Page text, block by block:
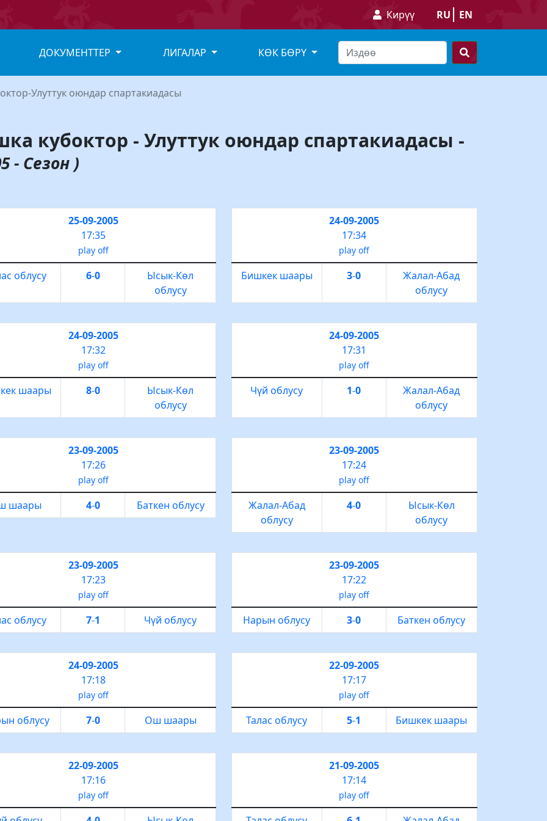
Кирүү RU EN
ДОКУМЕНТТЕР ЛИГАЛАР КӨК БӨРҮ
Улуттук оюндар спартакиадасы
кубоктор - Улуттук оюндар спартакиадасы -
- Сезон )
25-09-2005
17:35
play off
облусу 6-0
Ысык-Көл
облусу
24-09-2005
17:34
play off
Бишкек шаары 3-0
Жалал-Абад
облусу
24-09-2005
17:32
play off
шаары 8-0
Ысык-Көл
облусу
24-09-2005
17:31
play off
Чүй облусу 1-0
Жалал-Абад
облусу
23-09-2005
17:26
play off
шаары 4-0 Баткен облусу
23-09-2005
17:24
play off
Жалал-Абад
облусу
4-0
Ысык-Көл
облусу
23-09-2005
17:23
play off
облусу 7-1 Чүй облусу
23-09-2005
17:22
play off
Нарын облусу 3-0 Баткен облусу
24-09-2005
17:18
play off
облусу 7-0 Ош шаары
22-09-2005
17:17
play off
Талас облусу 5-1 Бишкек шаары
22-09-2005
17:16
play off
21-09-2005
17:14
play off